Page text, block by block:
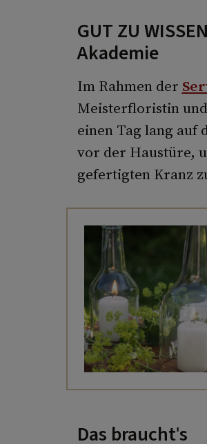
GUT ZU
Akademie
Im Rahmen der
Meisterfloristin
einen Tag lang auf
vor der Haustüre,
gefertigten Kranz
Das braucht's